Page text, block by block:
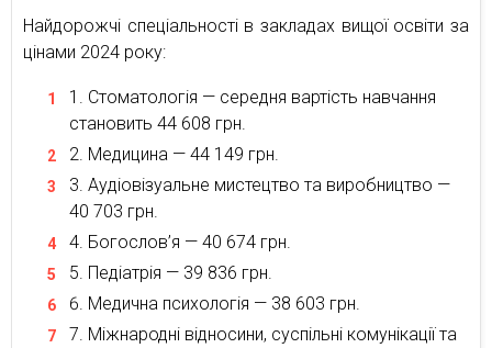
Найдорожчі спеціальності в закладах вищої освіти за
цінами 2024 року:
Стоматологія — середня вартість навчання
становить 44 608 грн.
Медицина — 44 149 грн.
Аудіовізуальне мистецтво та виробництво —
40 703 грн.
Богослов’я — 40 674 грн.
Педіатрія — 39 836 грн.
Медична психологія — 38 603 грн.
Міжнародні відносини, суспільні комунікації та